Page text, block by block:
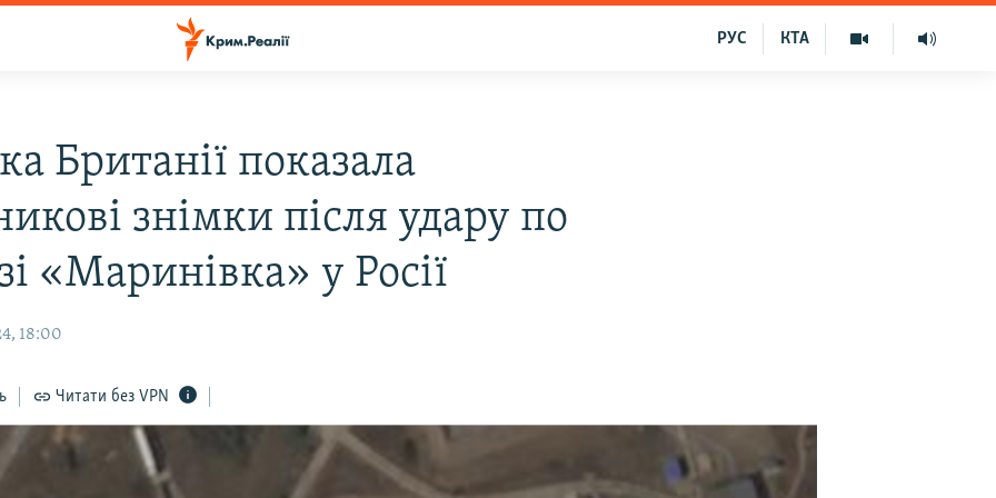
КТА
РУС
Британії показала
знімки після удару по
«Маринівка» у Росії
18:00
Читати без VPN